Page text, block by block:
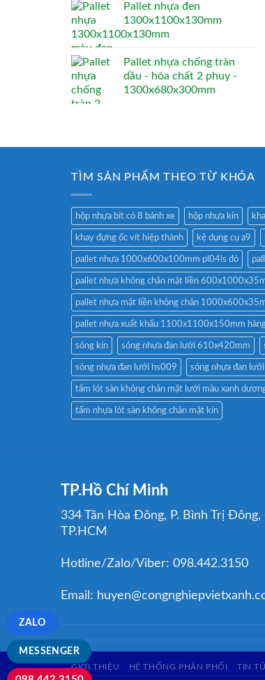
Pallet nhựa đen
1300x1100x130mm
Pallet nhựa chống tràn
dầu - hóa chất 2 phuy -
1300x680x300mm
TÌM SẢN PHẨM THEO TỪ KHÓA
hộp nhựa bít có 8 bánh xe hộp nhựa kín
khay đựng ốc vít hiệp thành kệ dụng cụ a9
pallet nhựa 1000x600x100mm pl04ls đỏ
pallet nhựa không chân mặt liền
pallet nhựa mặt liền không chân
pallet nhựa xuất khẩu 1100x1100x150mm
sóng kín sóng nhựa đan lưới 610x420mm
sóng nhựa đan lưới hs009 sóng nhựa đan
tấm lót sàn không chân mặt lưới màu xanh
tấm nhựa lót sàn không chân mặt kín
TP.Hồ Chí Minh
334 Tân Hòa Đông, P. Bình Trị Đông,
TP.HCM
Hotline/Zalo/Viber: 098.442.3150
Email:
GIỚI THIỆU HỆ THỐNG PHÂN PHỐI TIN
MESSENGER
ZALO